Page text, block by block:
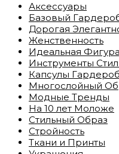
Аксессуары
Базовый
Дорогая
Женственность
Идеальная Фигура
Инструменты
Капсулы
Многослойный
Модные Тренды
На 10 лет Моложе
Стильный Образ
Стройность
Ткани и Принты